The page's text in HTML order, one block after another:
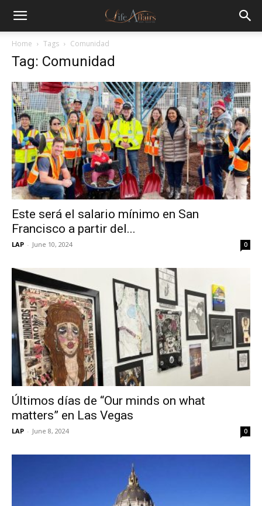
Home Tags Comunidad
Tag: Comunidad
Este será el salario mínimo en San
Francisco a partir del...
LAP - June 10, 2024 0
Últimos días de “Our minds on what
matters” en Las Vegas
LAP - June 8, 2024 0